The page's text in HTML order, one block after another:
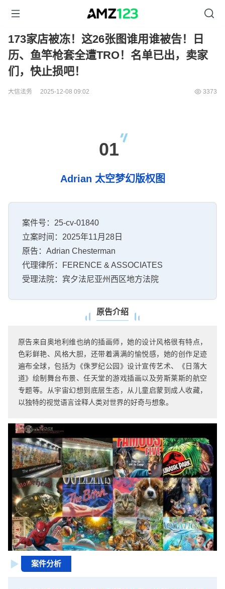
173家店被冻！这26张图谁用谁被告！日
历、鱼竿枪套全遭TRO！名单已出，卖家
们，快止损吧！
大信法务 2025-12-08 09:02 3373
01
Adrian 太空梦幻版权图
案件号：25-cv-01840
立案时间：2025年11月28日
原告：Adrian Chesterman
代理律所：FERENCE & ASSOCIATES
受理法院：宾夕法尼亚州西区地方法院
原告介绍
原告来自奥地利维也纳的插画师，她的设计风格很有特点，
色彩鲜艳、风格大胆，还带着满满的愉悦感，她的创作足迹
遍布全球，包括为《侏罗纪公园》设计宣传艺术、《日落大
道》绘制舞台布景、任天堂的游戏插画以及劳斯莱斯的航空
专题等。从宇宙幻想到底层生态，从儿童启蒙到成人收藏，
以独特的视觉语言诠释人类对世界的好奇与想象。
案件分析